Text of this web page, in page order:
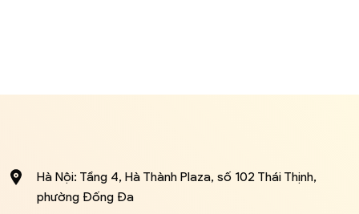
Hà Nội: Tầng 4, Hà Thành Plaza, số 102 Thái Thịnh,
phường Đống Đa